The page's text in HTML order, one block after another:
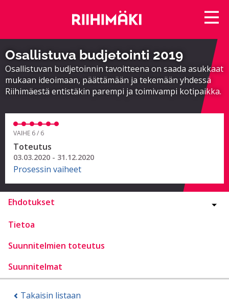
Osallistuva budjetointi 2019
Osallistuvan budjetoinnin tavoitteena on saada asukkaat
mukaan ideoimaan, päättämään ja tekemään yhdessä
Riihimäestä entistäkin parempi ja toimivampi kotipaikka.
VAIHE 6 / 6
Toteutus
03.03.2020 - 31.12.2020
Prosessin vaiheet
Ehdotukset
Tietoa
Suunnitelmien toteutus
Suunnitelmat
Takaisin listaan